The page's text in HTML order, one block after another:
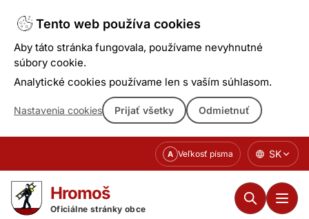
Tento web používa cookies
Aby táto stránka fungovala, používame nevyhnutné
súbory cookie.
Analytické cookies používame len s vaším súhlasom.
Nastavenia cookies Prijať všetky Odmietnuť
obsahu
A Veľkosť písma SK
Hromoš
Oficiálne stránky obce